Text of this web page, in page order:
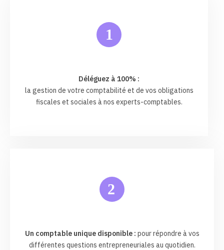
1
Déléguez à 100% :
la gestion de votre comptabilité et de vos obligations
fiscales et sociales à nos experts-comptables.
2
Un comptable unique disponible : pour répondre à vos
différentes questions entrepreneuriales au quotidien.